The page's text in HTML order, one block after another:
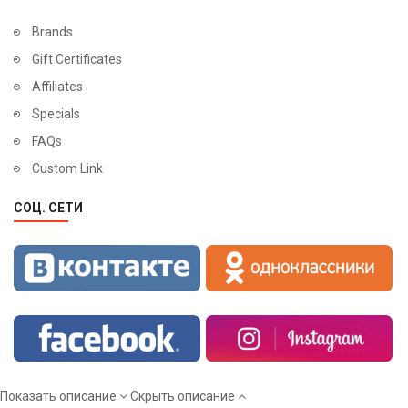
преимуществами и недостатками
устанавливаются на двери сегмента «премиум».
массивом дерева
экологичность
устойчивость к перепадам температуры
внешней и внутренней стороны двери
Среди недостатков:
низкая сопротивляемость воздействию химических и
Brands
Gift Certificates
Affiliates
Specials
FAQs
Custom Link
СОЦ. СЕТИ
Показать описание Скрыть описание